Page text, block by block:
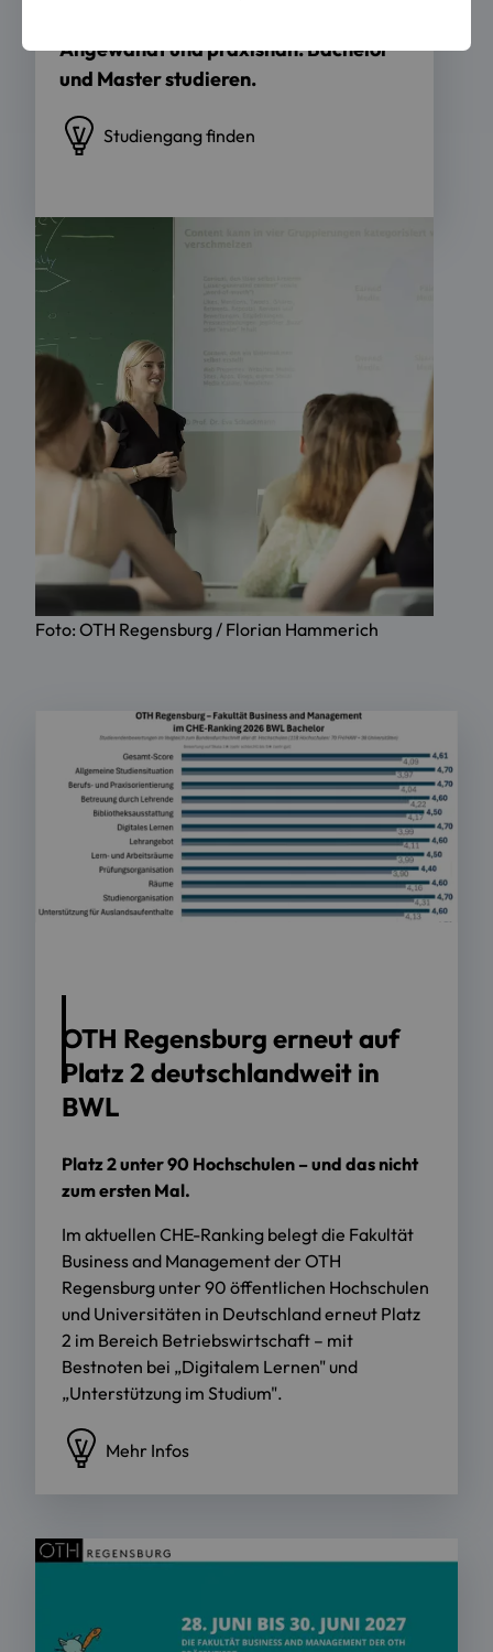
Angewandt und praxisnah. Bachelor
und Master studieren.
Studiengang finden
Foto: OTH Regensburg / Florian Hammerich
OTH Regensburg erneut auf
Platz 2 deutschlandweit in
BWL
Platz 2 unter 90 Hochschulen – und das nicht
zum ersten Mal.
Im aktuellen CHE-Ranking belegt die Fakultät
Business and Management der OTH
Regensburg unter 90 öffentlichen Hochschulen
und Universitäten in Deutschland erneut Platz
2 im Bereich Betriebswirtschaft – mit
Bestnoten bei „Digitalem Lernen" und
„Unterstützung im Studium".
Mehr Infos